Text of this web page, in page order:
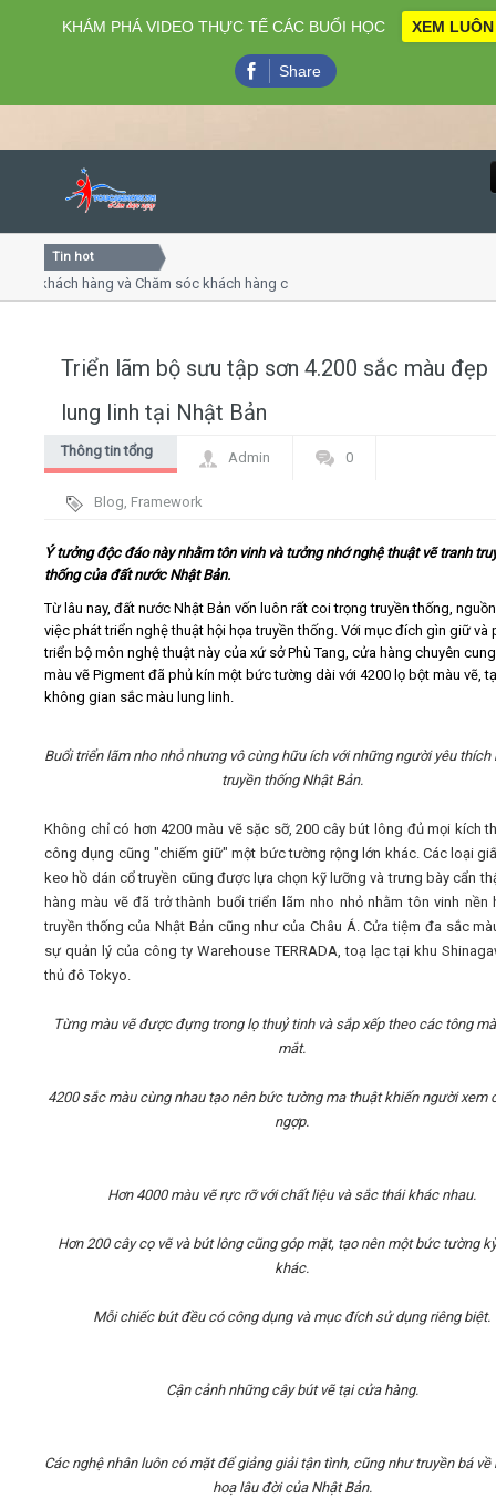
Close
Home
Video
Kiến thức
Liên hệ - Đăng ký
Tìm kiếm
Tin hot
hàng và Chăm sóc khách hàng chuyên nghiệp
Triển lãm bộ sưu tập sơn 4.200 sắc màu đẹp
lung linh tại Nhật Bản
Thông tin tổng
Admin 0
Blog, Framework
Ý tưởng độc đáo này nhằm tôn vinh và tưởng nhớ nghệ thuật vẽ tranh
thống của đất nước Nhật Bản.
Từ lâu nay, đất nước Nhật Bản vốn luôn rất coi trọng truyền thống,
việc phát triển nghệ thuật hội họa truyền thống. Với mục đích gìn giữ và
triển bộ môn nghệ thuật này của xứ sở Phù Tang, cửa hàng chuyên
màu vẽ Pigment đã phủ kín một bức tường dài với 4200 lọ bột màu vẽ,
không gian sắc màu lung linh.
Buổi triển lãm nho nhỏ nhưng vô cùng hữu ích với những người yêu thích
truyền thống Nhật Bản.
Không chỉ có hơn 4200 màu vẽ sặc sỡ, 200 cây bút lông đủ mọi kích
công dụng cũng "chiếm giữ" một bức tường rộng lớn khác. Các loại
keo hồ dán cổ truyền cũng được lựa chọn kỹ lưỡng và trưng bày cẩn
hàng màu vẽ đã trở thành buổi triển lãm nho nhỏ nhằm tôn vinh nền
truyền thống của Nhật Bản cũng như của Châu Á. Cửa tiệm đa sắc
sự quản lý của công ty Warehouse TERRADA, toạ lạc tại khu
thủ đô Tokyo.
Từng màu vẽ được đựng trong lọ thuỷ tinh và sắp xếp theo các tông
mắt.
4200 sắc màu cùng nhau tạo nên bức tường ma thuật khiến người xem
ngợp.
Hơn 4000 màu vẽ rực rỡ với chất liệu và sắc thái khác nhau.
Hơn 200 cây cọ vẽ và bút lông cũng góp mặt, tạo nên một bức tường
khác.
Mỗi chiếc bút đều có công dụng và mục đích sử dụng riêng biệt.
Cận cảnh những cây bút vẽ tại cửa hàng.
Các nghệ nhân luôn có mặt để giảng giải tận tình, cũng như truyền bá về
hoạ lâu đời của Nhật Bản.
KHÁM PHÁ VIDEO THỰC TẾ CÁC BUỔI HỌC XEM LUÔN
Share